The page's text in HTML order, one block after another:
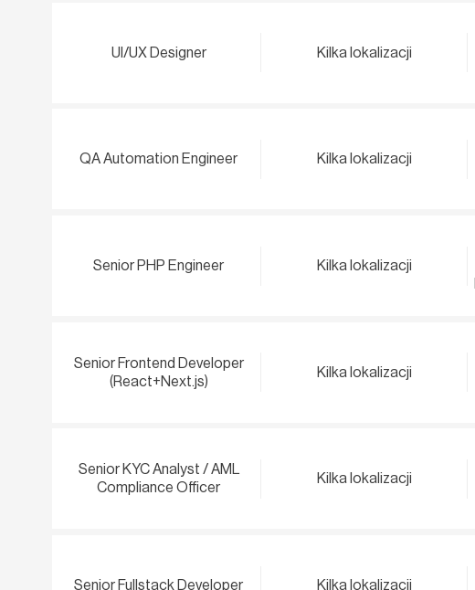
UI/UX Designer Kilka lokalizacji
QA Automation Engineer Kilka lokalizacji
Senior PHP Engineer Kilka lokalizacji
Senior Frontend Developer
(React+Next.js)
Kilka lokalizacji
Senior KYC Analyst / AML
Compliance Officer
Kilka lokalizacji
Senior Fullstack Developer Kilka lokalizacji